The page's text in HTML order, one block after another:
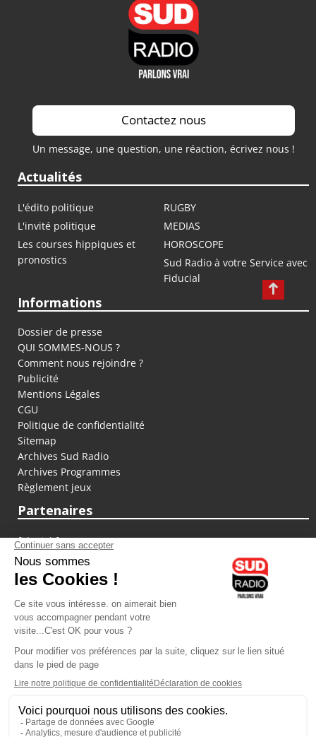
Contactez nous
Un message, une question, une réaction, écrivez nous !
Actualités
L'édito politique
RUGBY
L'invité politique
MEDIAS
Les courses hippiques et
pronostics
HOROSCOPE
Sud Radio à votre Service avec
Fiducial
Informations
Dossier de presse
QUI SOMMES-NOUS ?
Comment nous rejoindre ?
Publicité
Mentions Légales
CGU
Politique de confidentialité
Sitemap
Archives Sud Radio
Archives Programmes
Règlement jeux
Partenaires
fiducial.fr
lyoncapitale.fr
olympique-et-lyonnais.com
L'application Iphone / Android
Téléchargez l'application
Les cookies
Gestion des cookies